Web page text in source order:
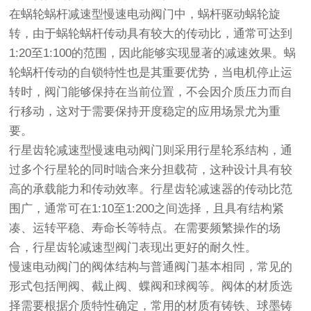
在蜗轮蜗杆减速型慢速电动阀门中，蜗杆驱动蜗轮旋
转，由于蜗轮蜗杆传动具有较大的传动比，通常可达到
1:20至1:100的范围，因此能够实现显著的减速效果。蜗
轮蜗杆传动的自锁特性也是其重要优势，当电机停止运
转时，阀门能够保持在当前位置，不会因介质压力而自
行移动，这对于需要保持开度稳定的应用场景尤为重
要。
行星齿轮减速型慢速电动阀门则采用行星轮系结构，通
过多个行星轮的同时啮合来分担载荷，这种设计具有较
高的承载能力和传动效率。行星齿轮减速器的传动比范
围广，通常可在1:10至1:200之间选择，且具有结构紧
凑、运转平稳、寿命长等特点。在需要频繁操作的场
合，行星齿轮减速型阀门表现出更好的耐久性。
慢速电动阀门的阀体结构与普通阀门基本相同，常见的
形式包括闸阀、截止阀、蝶阀和球阀等。阀体的材质选
择需要根据介质特性确定，常用的材质有铸铁、球墨铸